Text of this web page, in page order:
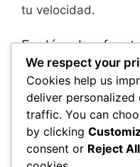
tu velocidad.
Evalúa el
bateador
Comprender las
bateador al que te
elección de recta.
contra
We respect your
Cookies help us
deliver personalized
traffic. You can
by clicking
consent or Reject All